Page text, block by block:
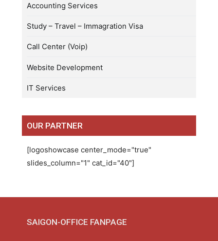
Accounting Services
Study – Travel – Immagration Visa
Call Center (Voip)
Website Development
IT Services
OUR PARTNER
[logoshowcase center_mode="true"
slides_column="1" cat_id="40"]
SAIGON-OFFICE FANPAGE